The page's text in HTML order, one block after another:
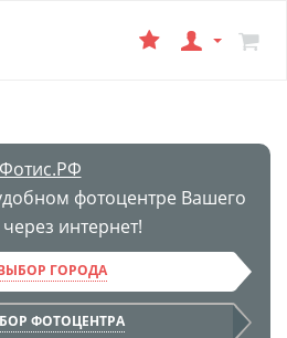
Фотис.РФ
фотоцентре Вашего
интернет!
ГОРОДА
ФОТОЦЕНТРА